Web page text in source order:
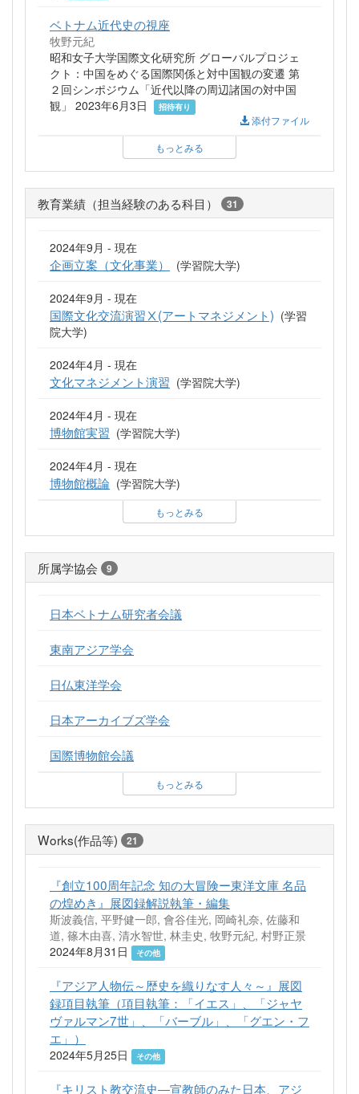
ベトナム近代史の視座
牧野元紀
昭和女子大学国際文化研究所 グローバルプロジェ
クト：中国をめぐる国際関係と対中国観の変遷 第
２回シンポジウム「近代以降の周辺諸国の対中国
観」 2023年6月3日
招待有り
添付ファイル
もっとみる
教育業績（担当経験のある科目） 31
2024年9月 - 現在
企画立案（文化事業） (学習院大学)
2024年9月 - 現在
国際文化交流演習Ⅹ(アートマネジメント) (学習
院大学)
2024年4月 - 現在
文化マネジメント演習 (学習院大学)
2024年4月 - 現在
博物館実習 (学習院大学)
2024年4月 - 現在
博物館概論 (学習院大学)
もっとみる
所属学協会 9
日本ベトナム研究者会議
東南アジア学会
日仏東洋学会
日本アーカイブズ学会
国際博物館会議
もっとみる
Works(作品等) 21
『創立100周年記念 知の大冒険ー東洋文庫 名品
の煌めき』展図録解説執筆・編集
斯波義信, 平野健一郎, 會谷佳光, 岡崎礼奈, 佐藤和
道, 篠木由喜, 清水智世, 林圭史, 牧野元紀, 村野正景
2024年8月31日
その他
『アジア人物伝～歴史を織りなす人々～』展図
録項目執筆（項目執筆：「イエス」、「ジャヤ
ヴァルマン7世」、「バーブル」、「グエン・フ
エ」）
2024年5月25日 その他
『キリスト教交流史―宣教師のみた日本、アジ